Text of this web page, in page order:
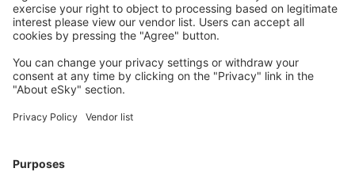
Planeie a sua viagem
Voos baratos